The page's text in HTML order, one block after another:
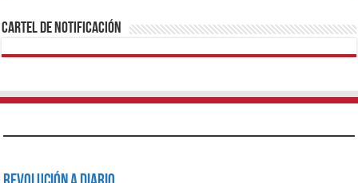
Cartel de Notificación